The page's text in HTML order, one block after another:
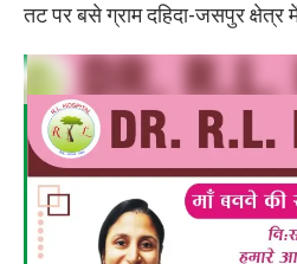
तट पर बसे ग्राम दहिदा-जसपुर क्षेत्र